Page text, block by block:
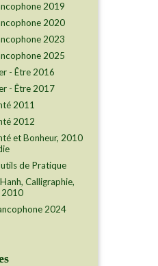
2019
2020
2023
2025
- Être 2016
- Être 2017
2011
2012
et Bonheur, 2010
de Pratique
Calligraphie,
2010
2024